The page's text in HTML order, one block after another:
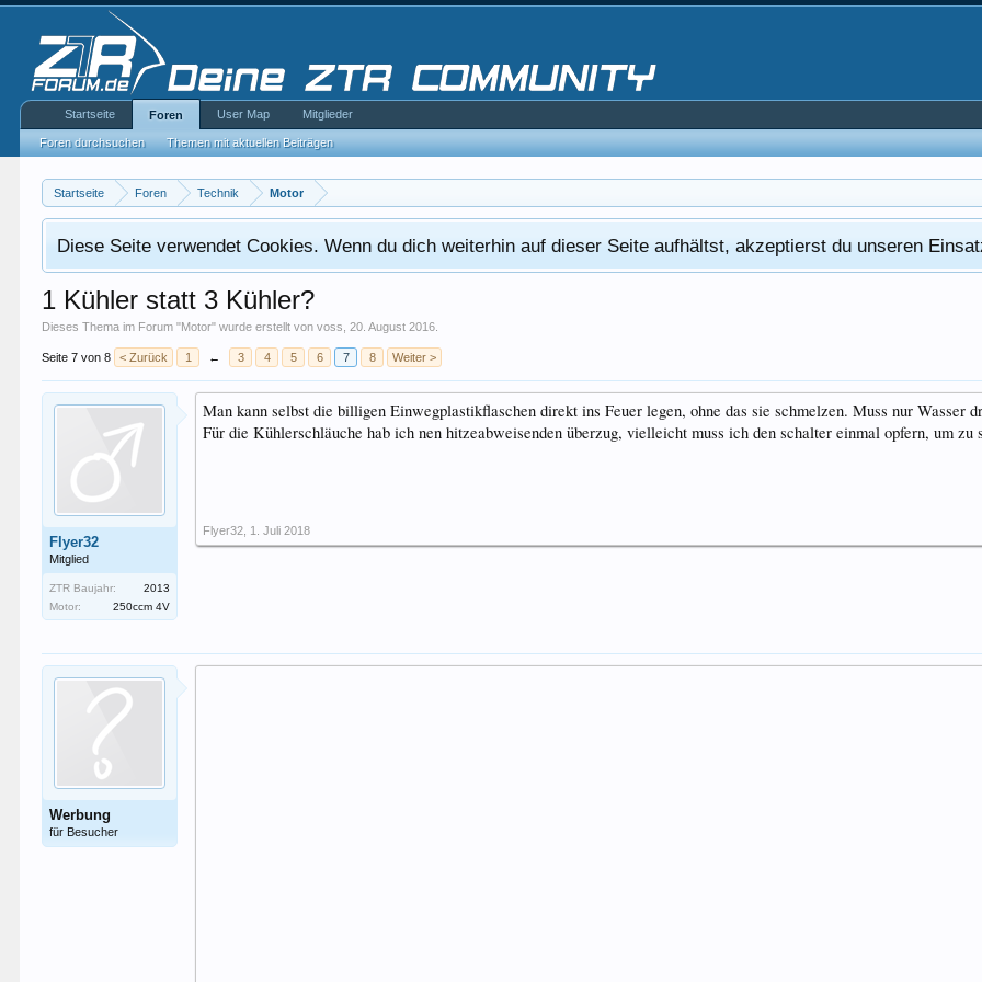
Startseite Foren Technik Motor
Diese Seite verwendet Cookies. Wenn du dich weiterhin auf dieser Seite aufhältst, akzeptierst du unseren
1 Kühler statt 3 Kühler?
Dieses Thema im Forum "Motor" wurde erstellt vonvoss ,20. August 2016
Seite 7 von 8 < Zurück 1 ← 3 4 5 6 7 8 Weiter >
Flyer32
Mitglied
ZTR Baujahr:
2013
Motor:
250ccm 4V
Man kann selbst die billigen Einwegplastikflaschen direkt ins Feuer legen, ohne das sie schmelzen. Muss nur
Für die Kühlerschläuche hab ich nen hitzeabweisenden überzug, vielleicht muss ich den schalter einmal opfern, um zu
Flyer32 1. Juli 2018
Werbung
für Besucher
Startseite Foren
Foren durchsuchen Themen mit aktuellen Beiträgen
User Map Mitglieder